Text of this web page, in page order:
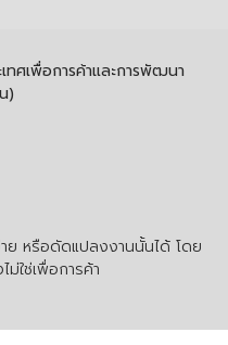
ย หรือดัดแปลงงานนั้นได้ โดย
ม่ใช่เพื่อการค้า
ศเพื่อการค้าและการพัฒนา
)